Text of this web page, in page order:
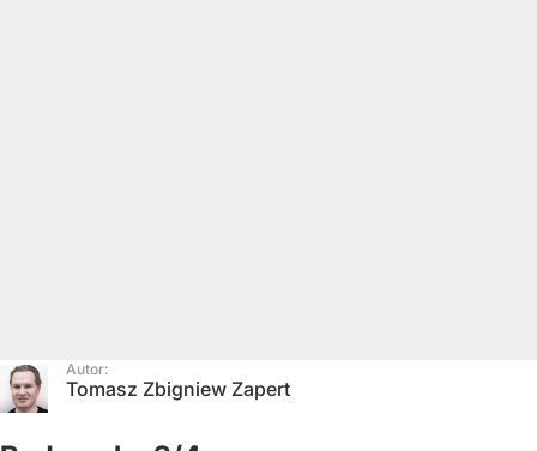
Autor:
Tomasz Zbigniew Zapert